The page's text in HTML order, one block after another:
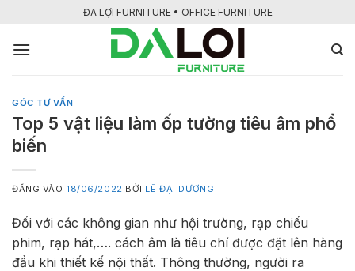
nội
ĐA LỢI FURNITURE • OFFICE FURNITURE
GÓC TƯ VẤN
Top 5 vật liệu làm ốp tường tiêu âm phổ
biến
ĐĂNG VÀO 18/06/2022 BỞI LÊ ĐẠI DƯƠNG
Đối với các không gian như hội trường, rạp chiếu
phim, rạp hát,…. cách âm là tiêu chí được đặt lên hàng
đầu khi thiết kế nội thất. Thông thường, người ra